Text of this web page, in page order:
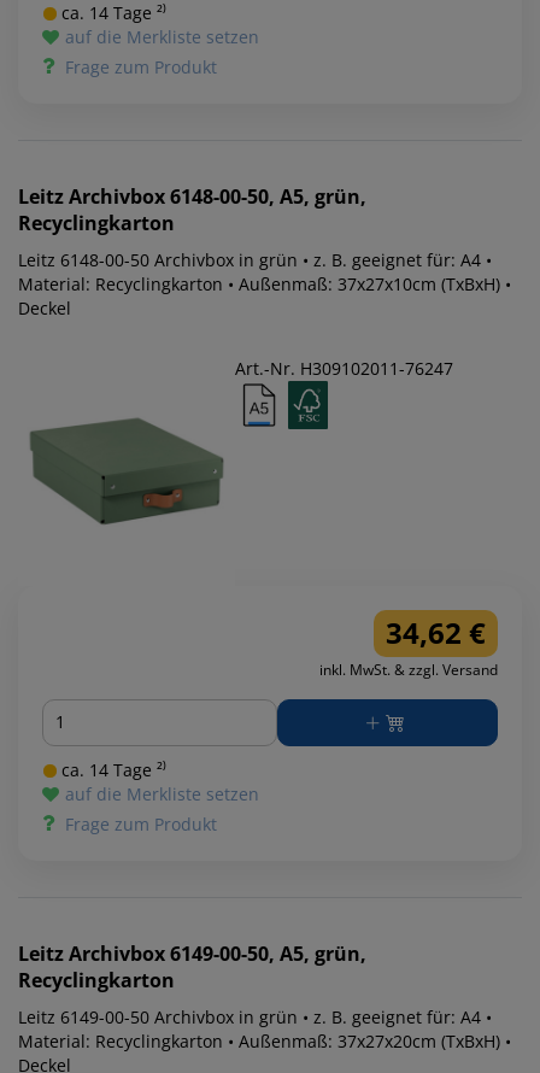
ca. 14 Tage ²⁾
auf die Merkliste setzen
Frage zum Produkt
LeitzArchivbox 6148-00-50, A5, grün,
Recyclingkarton
Leitz 6148-00-50 Archivbox in grün • z. B. geeignet für: A4 •
Material: Recyclingkarton • Außenmaß: 37x27x10cm (TxBxH) •
Deckel
Art.-Nr. H309102011-76247
34,62 €
inkl. MwSt. & zzgl. Versand
Menge
ca. 14 Tage ²⁾
auf die Merkliste setzen
Frage zum Produkt
LeitzArchivbox 6149-00-50, A5, grün,
Recyclingkarton
Leitz 6149-00-50 Archivbox in grün • z. B. geeignet für: A4 •
Material: Recyclingkarton • Außenmaß: 37x27x20cm (TxBxH) •
Deckel